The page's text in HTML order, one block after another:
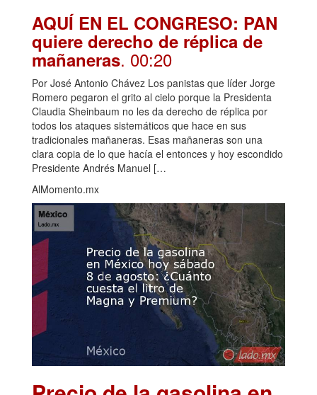
AQUÍ EN EL CONGRESO: PAN
quiere derecho de réplica de
mañaneras. 00:20
Por José Antonio Chávez Los panistas que líder Jorge
Romero pegaron el grito al cielo porque la Presidenta
Claudia Sheinbaum no les da derecho de réplica por
todos los ataques sistemáticos que hace en sus
tradicionales mañaneras. Esas mañaneras son una
clara copia de lo que hacía el entonces y hoy escondido
Presidente Andrés Manuel […
AlMomento.mx